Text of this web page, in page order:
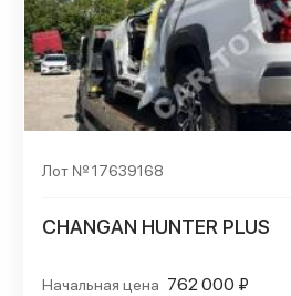
Лот № 17639168
CHANGAN HUNTER PLUS
Начальная цена 762 000 ₽